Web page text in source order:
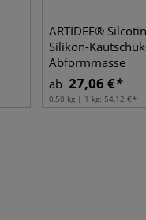
ARTIDEE®
Silikon-
Abformmasse
ab 27,06 €
0,50 kg | 1 kg: 54,12 €